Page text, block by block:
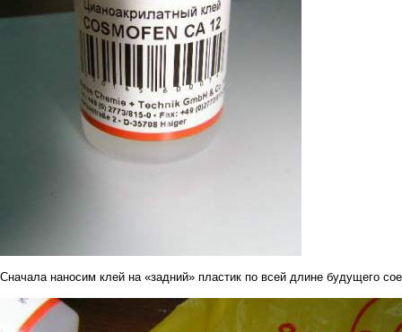
Сначала наносим клей на «задний» пластик по всей длине будущего